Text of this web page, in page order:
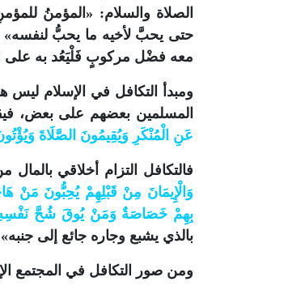
الصلاة والسلام: «المؤمنُ
حتى يحبَّ لأخيه ما يحبُّ لنفسه»
معه فضْل مركوبٍ فَلْيَعُد به على
ومبدأ التكافل في الإسلام
المسلمين بعضهم على بعض،
عَنِ الْمُنْكَرِ وَيُقِيمُونَ الصَّلَاةَ
فالتكافل التزام أخلاقي
وَالْإِيمَانَ مِنْ قَبْلِهِمْ يُحِبُّونَ مَنْ
بِهِمْ خَصَاصَةٌ وَمَنْ يُوقَ شُحَّ نَفْسِهِ
بالذي يشبع وجاره جائع إلى
ومن صور التكافل في المجتمع